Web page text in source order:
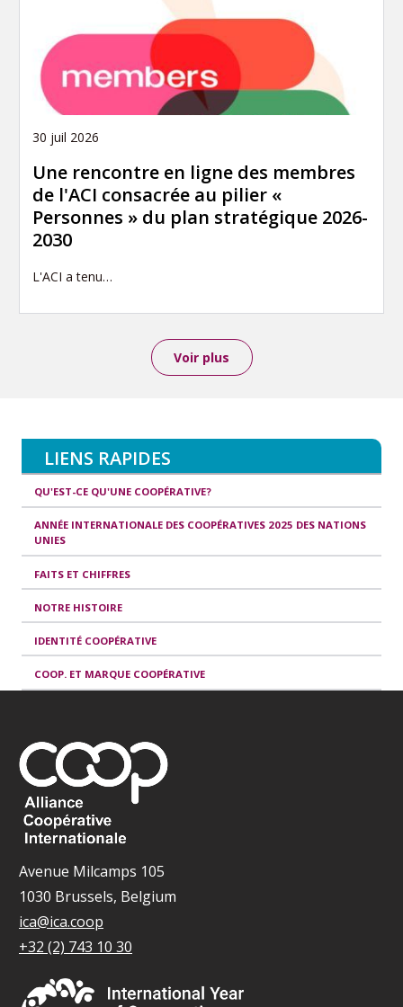
30 juil 2026
Une rencontre en ligne des membres
de l'ACI consacrée au pilier «
Personnes » du plan stratégique 2026-
2030
L'ACI a tenu…
Voir plus
LIENS RAPIDES
QU'EST-CE QU'UNE COOPÉRATIVE?
ANNÉE INTERNATIONALE DES COOPÉRATIVES 2025 DES NATIONS
UNIES
FAITS ET CHIFFRES
NOTRE HISTOIRE
IDENTITÉ COOPÉRATIVE
COOP. ET MARQUE COOPÉRATIVE
Avenue Milcamps 105
1030 Brussels, Belgium
ica@ica.coop
+32 (2) 743 10 30